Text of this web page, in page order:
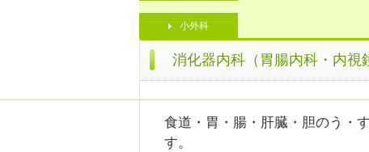
小外科
消化器内科（胃腸内科・内視
食道・胃・腸・肝臓・胆のう・
す。